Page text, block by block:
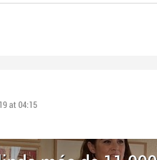
at 04:15